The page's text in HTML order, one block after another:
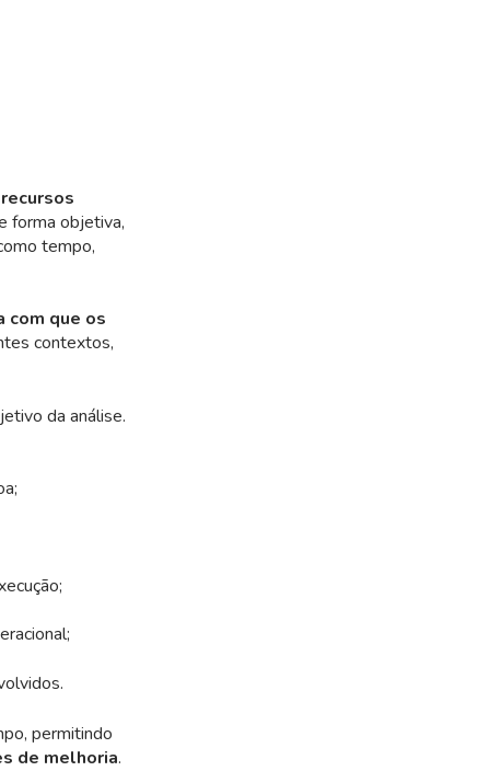
forma objetiva,
tempo,
com que os
contextos,
da análise.
permitindo
de melhoria.